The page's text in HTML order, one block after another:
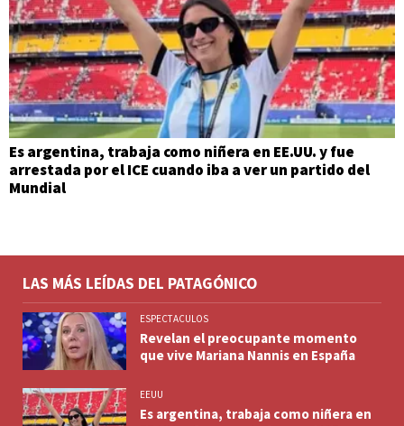
Es argentina, trabaja como niñera en EE.UU. y fue
arrestada por el ICE cuando iba a ver un partido del
Mundial
LAS MÁS LEÍDAS DEL PATAGÓNICO
ESPECTACULOS
Revelan el preocupante momento
que vive Mariana Nannis en España
EEUU
Es argentina, trabaja como niñera en